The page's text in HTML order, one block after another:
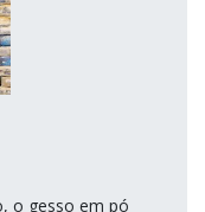
o gesso em pó